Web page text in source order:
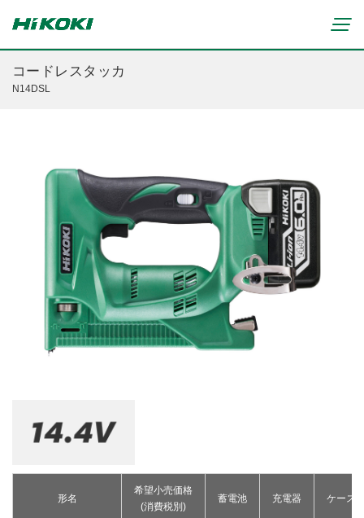
ブラシレスモーター搭載製品
締付け・穴あけ(コードレス)
研削(コードレス)
研磨(コードレス)
ブロワ(コードレス)
クリーナー・集じん(コードレス)
切断・圧着(コードレス)
切削・ホゾ穴(コードレス)
締付け・穴あけ・ハツリ
清掃・吹き飛ばし
切断・切削
芝生バリカン
刈払機・草刈機
チェンソー
ブロワ
のこぎり
締付け・穴あけ・ハツリ用
集じん・エアダスタ用
切断・曲げ・圧着用
釘打機・エア工具用
重要なお知らせ
修理からのお知らせ
修理終了機種のお知らせ
エンジン工具・安全上のご注意
リチウムイオン電池互換一覧
FAQ（よくあるご質問）
取扱説明書
コードレスタッカ
N14DSL
形名
希望小売価格
(消費税別)
蓄電池 充電器 ケース